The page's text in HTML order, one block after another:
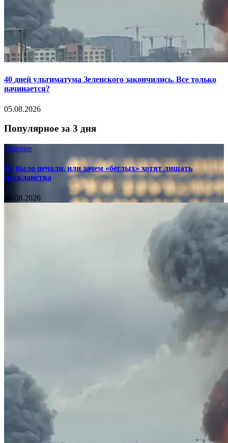
40 дней ультиматума Зеленского закончились. Все только
начинается?
05.08.2026
Популярное за 3 дня
Мнение
Не было печали, или зачем «беглых» хотят лишать
гражданства
06.08.2026